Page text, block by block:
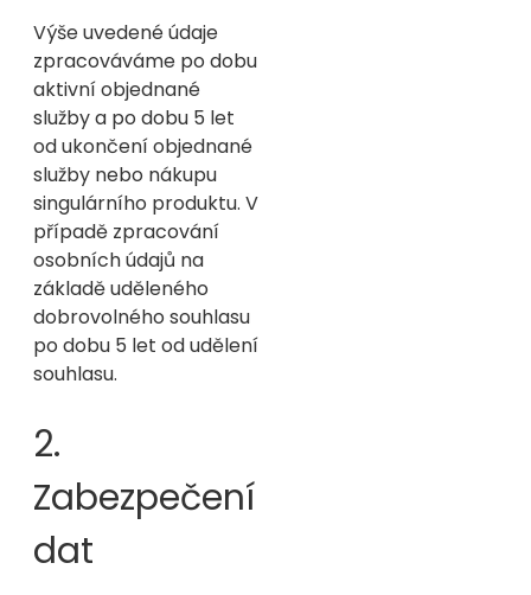
Výše uvedené údaje
zpracováváme po dobu
aktivní objednané
služby a po dobu 5 let
od ukončení objednané
služby nebo nákupu
singulárního produktu. V
případě zpracování
osobních údajů na
základě uděleného
dobrovolného souhlasu
po dobu 5 let od udělení
souhlasu.
2.
Zabezpečení
dat